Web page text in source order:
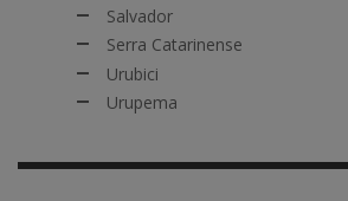
Salvador
Serra Catarinense
Urubici
Urupema